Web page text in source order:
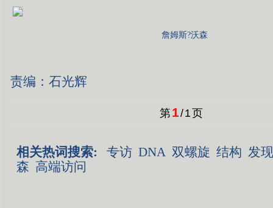
詹姆斯?沃森
责编：石光辉
第1/1页
相关热词搜索: 专访 DNA 双螺旋 结构 发
森 高端访问